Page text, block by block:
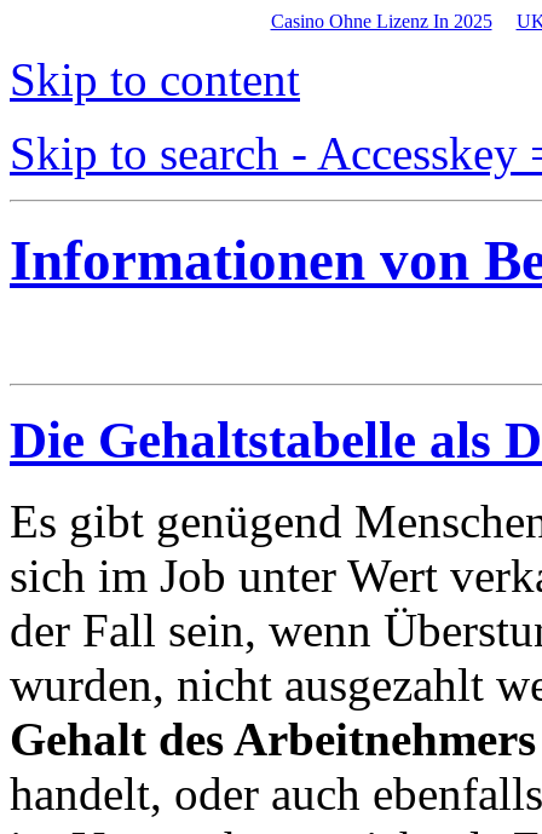
Casino Ohne Lizenz In 2025
Skip to content
Skip to search - Accesskey
Informationen von
Die Gehaltstabelle als
Es gibt genügend
sich im Job unter Wert
der Fall sein, wenn
wurden, nicht ausgezahlt
Gehalt des Arbeitnehmers
handelt, oder auch